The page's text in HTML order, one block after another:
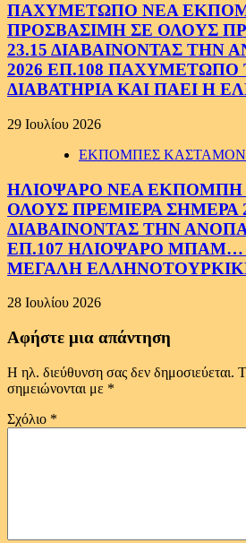
ΠΑΧΥΜΕΤΩΠΟ ΝΕΑ
ΠΡΟΣΒΑΣΙΜΗ ΣΕ ΟΛΟΥΣ
23.15 ΔΙΑΒΑΙΝΟΝΤΑΣ ΤΗΝ
2026 ΕΠ.108
ΔΙΑΒΑΤΗΡΙΑ ΚΑΙ ΠΑΕΙ Η
29 Ιουλίου 2026
ΕΚΠΟΜΠΕΣ
ΗΛΙΟΨΑΡΟ ΝΕΑ ΕΚΠΟΜΠΗ
ΟΛΟΥΣ ΠΡΕΜΙΕΡΑ ΣΗΜΕΡΑ
ΔΙΑΒΑΙΝΟΝΤΑΣ ΤΗΝ
ΕΠ.107 ΗΛΙΟΨΑΡΟ ΜΠΑΜ…
ΜΕΓΑΛΗ
28 Ιουλίου 2026
Αφήστε μια απάντηση
Η ηλ. διεύθυνση σας δεν δημοσιεύεται.
σημειώνονται με *
Σχόλιο *